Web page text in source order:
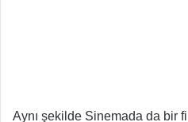
Aynı şekilde Sinemada da bir